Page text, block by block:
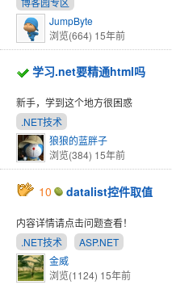
JumpByte
浏览(664) 15年前
学习.net要精通html吗
新手，学到这个地方很困惑
.NET技术
狼狼的蓝胖子
浏览(384) 15年前
10 datalist控件取值
内容详情请点击问题查看！
.NET技术
ASP.NET
金威
浏览(1124) 15年前